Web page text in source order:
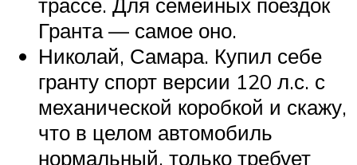
Гранта — самое оно.
Николай, Самара. Купил себе
гранту спорт версии 120 л.с. с
механической коробкой и скажу,
что в целом автомобиль
нормальный, только требует